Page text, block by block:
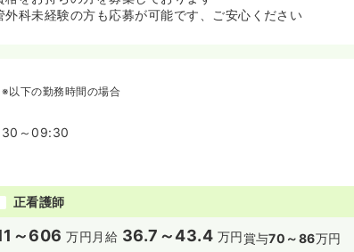
科未経験の方も応募が可能です、ご安心ください
※以下の勤務時間の場合
～09:30
正看護師
～606 万円 月給 36.7～43.4 万円賞与70～86万円